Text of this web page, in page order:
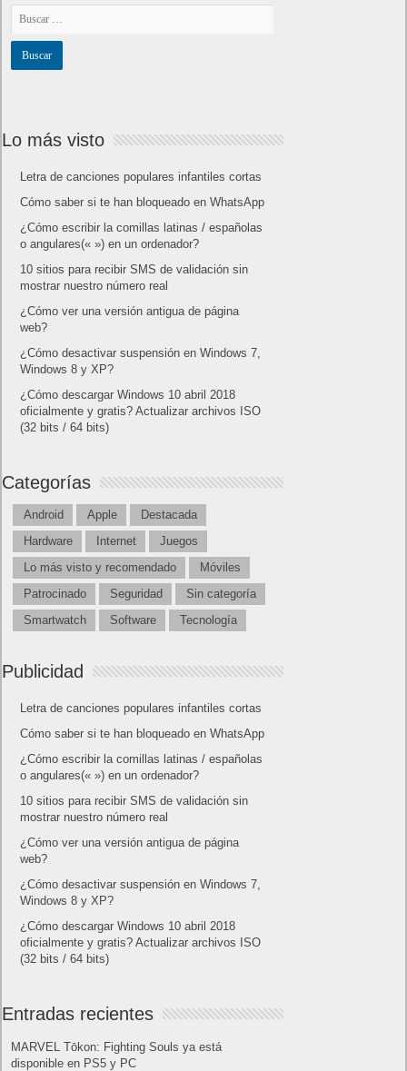
Lo más visto
Letra de canciones populares infantiles cortas
Cómo saber si te han bloqueado en WhatsApp
¿Cómo escribir la comillas latinas / españolas
o angulares(« ») en un ordenador?
10 sitios para recibir SMS de validación sin
mostrar nuestro número real
¿Cómo ver una versión antigua de página
web?
¿Cómo desactivar suspensión en Windows 7,
Windows 8 y XP?
¿Cómo descargar Windows 10 abril 2018
oficialmente y gratis? Actualizar archivos ISO
(32 bits / 64 bits)
Categorías
Android Apple
Destacada
Hardware
Internet
Juegos
Lo más visto y recomendado
Móviles
Patrocinado
Seguridad
Sin categoría
Smartwatch
Software Tecnología
Publicidad
Letra de canciones populares infantiles cortas
Cómo saber si te han bloqueado en WhatsApp
¿Cómo escribir la comillas latinas / españolas
o angulares(« ») en un ordenador?
10 sitios para recibir SMS de validación sin
mostrar nuestro número real
¿Cómo ver una versión antigua de página
web?
¿Cómo desactivar suspensión en Windows 7,
Windows 8 y XP?
¿Cómo descargar Windows 10 abril 2018
oficialmente y gratis? Actualizar archivos ISO
(32 bits / 64 bits)
Entradas recientes
MARVEL Tōkon: Fighting Souls ya está
disponible en PS5 y PC